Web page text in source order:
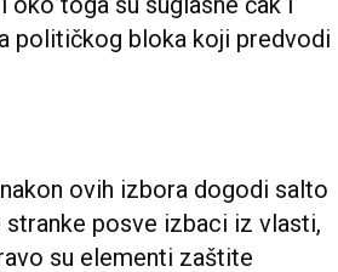
političkog bloka koji predvodi
ovih izbora dogodi salto
posve izbaci iz vlasti,
su elementi zaštite